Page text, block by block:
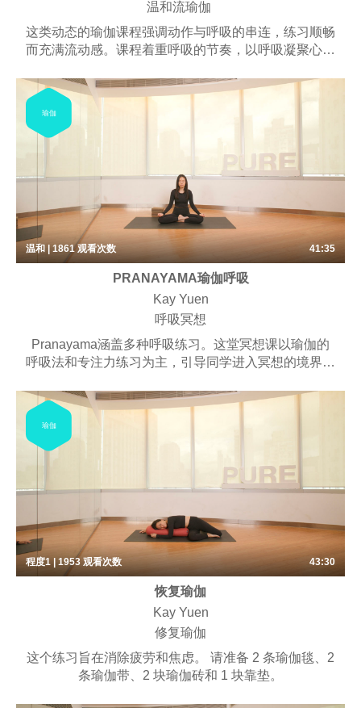
温和流瑜伽
这类动态的瑜伽课程强调动作与呼吸的串连，练习顺畅
而充满流动感。课程着重呼吸的节奏，以呼吸凝聚心智
些呼吸练习、梵唱，以及冥想。 适合所有想要和缓运
动、适度伸展的练习者。这堂课程以伸展为主轴，有助
练习者了解呼吸和动作的串连方式。
瑜伽
温和 | 1861观看次数 41:35
PRANAYAMA瑜伽呼吸
Kay Yuen
呼吸冥想
Pranayama涵盖多种呼吸练习。这堂冥想课以瑜伽的
呼吸法和专注力练习为主，引导同学进入冥想的境界。
松、平静、愉悦的功效。课堂可能包含一些简单的体位
适合渴望安定思绪、焕发身心的同学。
瑜伽
程度1 | 1953 观看次数 43:30
恢复瑜伽
Kay Yuen
修复瑜伽
这个练习旨在消除疲劳和焦虑。 请准备 2 条瑜伽毯、2
条瑜伽带、2 块瑜伽砖和 1 块靠垫。